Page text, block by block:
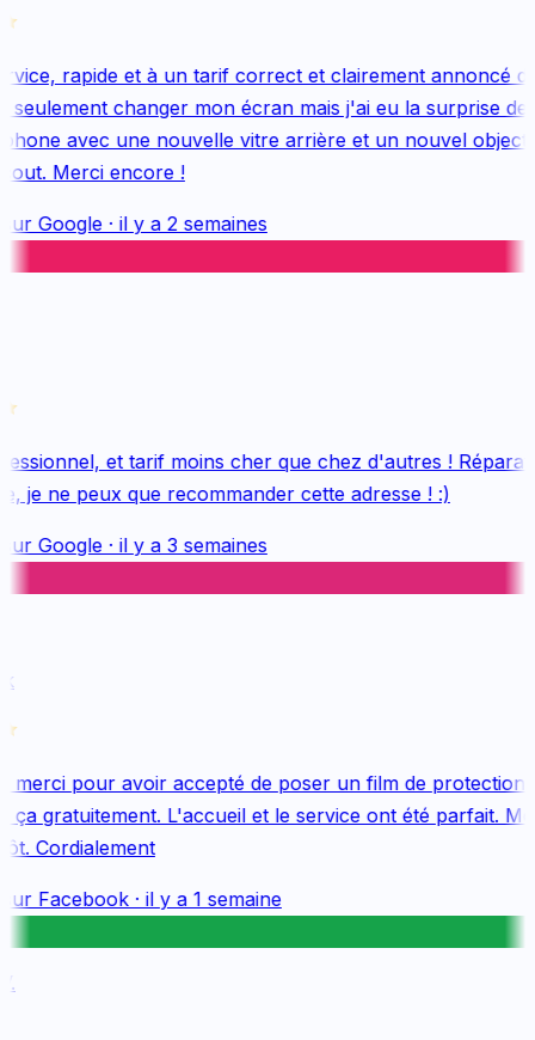
rapide et à un tarif correct et clairement annoncé
changer mon écran mais j'ai eu la surprise de
avec une nouvelle vitre arrière et un nouvel objectif,
Merci encore !
Google· il y a 2 semaines
et tarif moins cher que chez d'autres !
je ne peux que recommander cette adresse ! :)
Google· il y a 3 semaines
pour avoir accepté de poser un film de protection
gratuitement. L'accueil et le service ont été parfait.
Cordialement
Facebook· il y a 1 semaine